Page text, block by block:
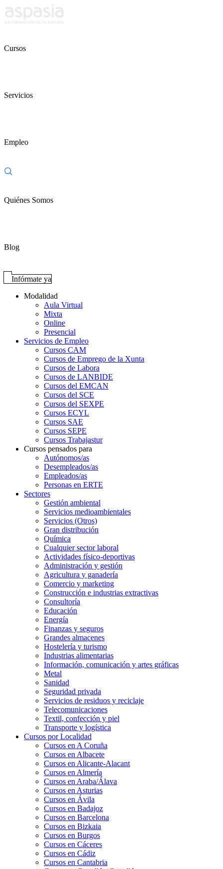
Cursos
Servicios
Empleo
Quiénes Somos
Blog
Infórmate ya
Modalidad
Aula Virtual
Mixta
Online
Presencial
Servicios de Empleo
Cursos CAM
Cursos de Emprego de la Xunta
Cursos de Labora
Cursos de LANBIDE
Cursos del EMCAN
Cursos del SCE
Cursos del SEXPE
Cursos ECYL
Cursos SAE
Cursos SEPE
Cursos Trabajastur
Cursos pensados para
Autónomos/as
Desempleados/as
Empleados/as
Personas en ERTE
Sectores
Gestión ambiental
Servicios medioambientales
Servicios (Otros)
Gran distribución
Química
Cualquier sector laboral
Actividades físico-deportivas
Administración y gestión
Agricultura y ganadería
Comercio y marketing
Construcción e industrias extractivas
Consultoría
Educación
Energía
Finanzas y seguros
Grandes almacenes
Hostelería y turismo
Industrias alimentarias
Información, comunicación y artes gráficas
Metal
Sanidad
Seguridad privada
Servicios de residuos y reciclaje
Telecomunicaciones
Textil, confección y piel
Transporte y logística
Cursos por Localidad
Cursos en A Coruña
Cursos en Albacete
Cursos en Alicante-Alacant
Cursos en Almería
Cursos en Araba/Álava
Cursos en Asturias
Cursos en Ávila
Cursos en Badajoz
Cursos en Barcelona
Cursos en Bizkaia
Cursos en Burgos
Cursos en Cáceres
Cursos en Cádiz
Cursos en Cantabria